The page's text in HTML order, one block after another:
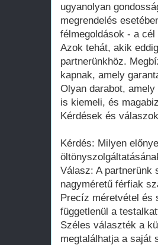
ugyanolyan
megrendelés
félmegoldások - a
Azok tehát, akik
partnerünkhöz.
kapnak, amely
Olyan darabot,
is kiemeli, és
Kérdések és
Kérdés: Milyen
Válasz: A partnerünk
nagyméretű férfiak
Precíz méretvétel és
függetlenül a
Széles választék a
megtalálhatja a saját